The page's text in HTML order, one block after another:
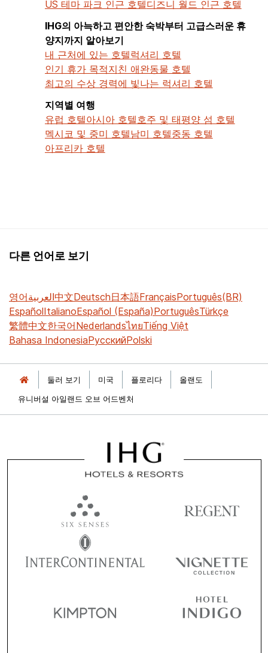
US 테마 파크 인근 호텔디즈니 월드 인근 호텔
IHG의 아늑하고 편안한 숙박부터 고급스러운 휴
양지까지 알아보기
내 근처에 있는 호텔럭셔리 호텔
인기 휴가 목적지친 애완동물 호텔
최고의 수상 경력에 빛나는 럭셔리 호텔
지역별 여행
유럽 호텔아시아 호텔호주 및 태평양 섬 호텔
멕시코 및 중미 호텔남미 호텔중동 호텔
아프리카 호텔
다른 언어로 보기
영어العربية中文Deutsch日本語FrançaisPortuguês(BR)
EspañolItalianoEspañol (España)PortuguêsTürkçe
繁體中文한국어NederlandsไทยTiếng Việt
Bahasa IndonesiaРусскийPolski
둘러 보기 미국 플로리다
올랜도
유니버설 아일랜드 오브 어드벤처